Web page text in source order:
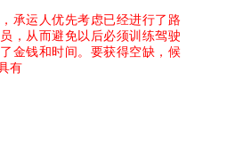
承运人优先考虑已经进行了路
，从而避免以后必须训练驾驶
金钱和时间。要获得空缺，候
有